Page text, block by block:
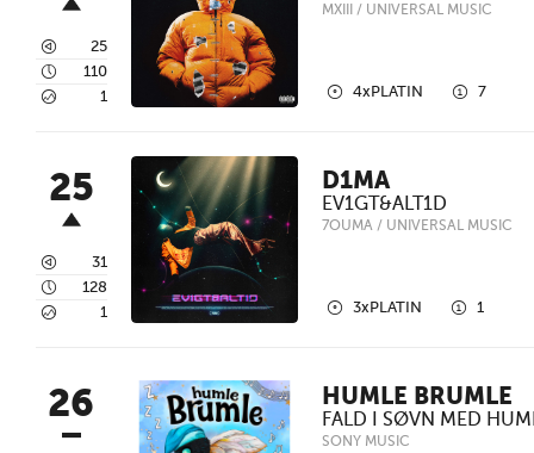
3 25
4 110
5 1
MXIII / UNIVERSAL MUSIC
2 4xPLATIN 1 7
25
3 31
4 128
5 1
D1MA
EV1GT&ALT1D
7OUMA / UNIVERSAL MUSIC
2 3xPLATIN 1 1
26 HUMLE BRUMLE
FALD I SØVN MED
SONY MUSIC